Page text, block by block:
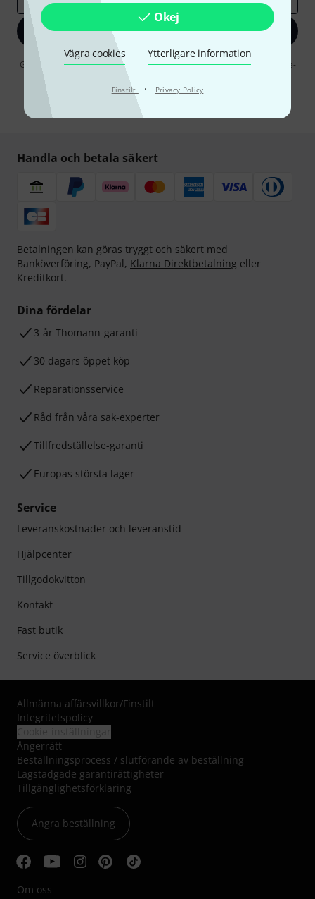
Okej
Vägra cookies Ytterligare information
Finstilt · Privacy Policy
Registrera dig nu
Genom att klicka på "Registrera dig nu" samtycker jag till att ta emot e-
postreklam. Avregistrering är möjlig när som helst. Du finner mer
information om nyhetsbrevet i vårsekretesspolicy
* Nödvändig
Handla och betala säkert
Betalningen kan göras tryggt och säkert med
Banköverföring, PayPal, Klarna Direktbetalning eller
Kreditkort.
Dina fördelar
3-år Thomann-garanti
30 dagars öppet köp
Reparationsservice
Råd från våra sak-experter
Tillfredställelse-garanti
Europas största lager
Service
Leveranskostnader och leveranstid
Hjälpcenter
Tillgodokvitton
Kontakt
Fast butik
Service överblick
Allmänna affärsvillkor/Finstilt
Integritetspolicy
Ångerrätt
Beställningsprocess / slutförande av beställning
Lagstadgade garantirättigheter
Tillgänglighetsförklaring
Ångra beställning
Om oss